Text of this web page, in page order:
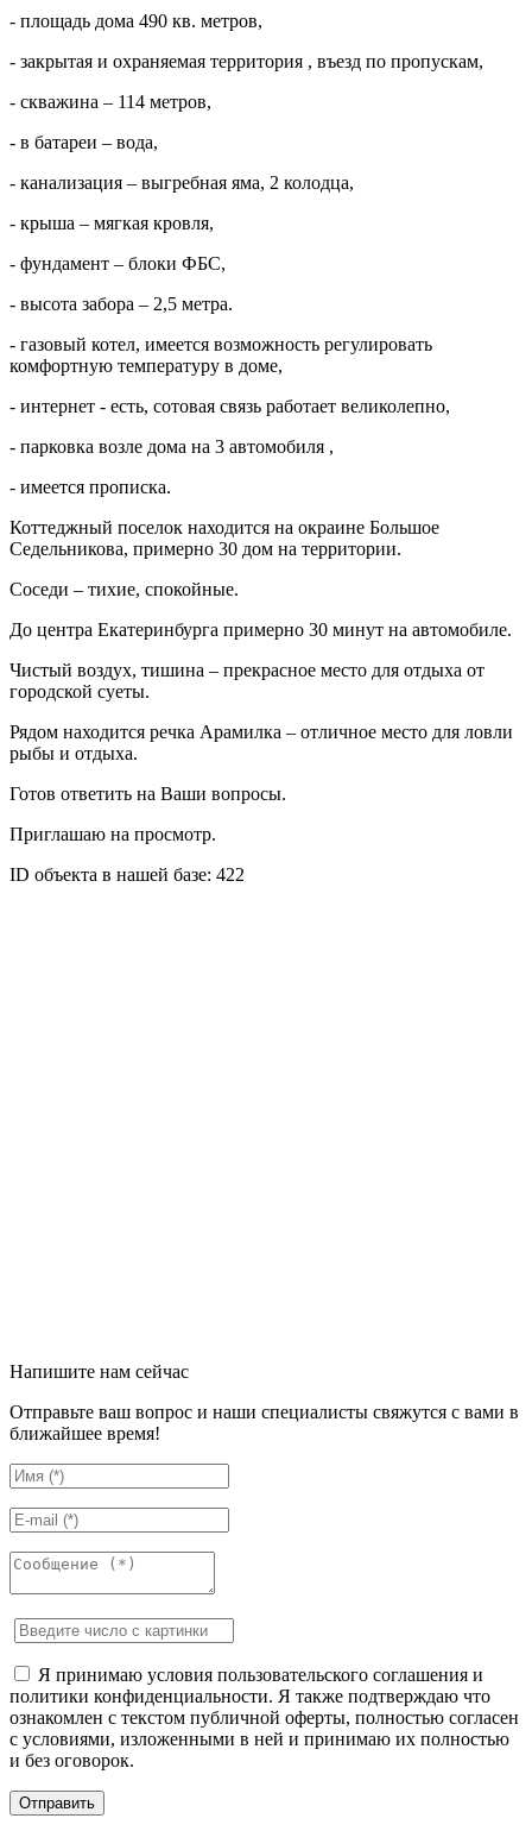
- площадь дома 490 кв. метров,
- закрытая и охраняемая территория , въезд по пропускам,
- скважина – 114 метров,
- в батареи – вода,
- канализация – выгребная яма, 2 колодца,
- крыша – мягкая кровля,
- фундамент – блоки ФБС,
- высота забора – 2,5 метра.
- газовый котел, имеется возможность регулировать
комфортную температуру в доме,
- интернет - есть, сотовая связь работает великолепно,
- парковка возле дома на 3 автомобиля ,
- имеется прописка.
Коттеджный поселок находится на окраине Большое
Седельникова, примерно 30 дом на территории.
Соседи – тихие, спокойные.
До центра Екатеринбурга примерно 30 минут на автомобиле.
Чистый воздух, тишина – прекрасное место для отдыха от
городской суеты.
Рядом находится речка Арамилка – отличное место для ловли
рыбы и отдыха.
Готов ответить на Ваши вопросы.
Приглашаю на просмотр.
ID объекта в нашей базе: 422
Напишите нам сейчас
Отправьте ваш вопрос и наши специалисты свяжутся с вами в
ближайшее время!
Я принимаю условия пользовательского соглашения и
политики конфиденциальности. Я также подтверждаю что
ознакомлен с текстом публичной оферты, полностью согласен
с условиями, изложенными в ней и принимаю их полностью
и без оговорок.